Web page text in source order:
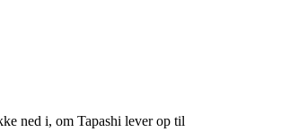
ned i, om Tapashi lever op til